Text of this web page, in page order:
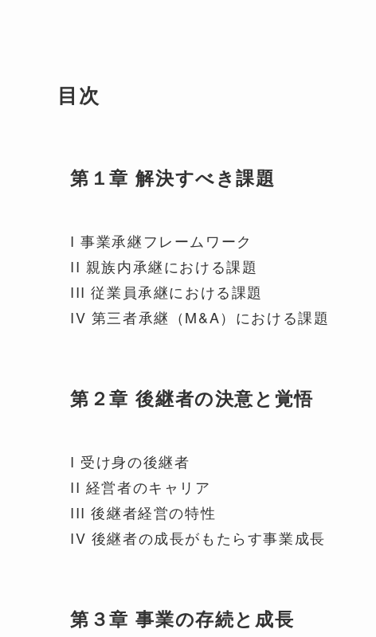
目次
第１章 解決すべき課題
I 事業承継フレームワーク
II 親族内承継における課題
III 従業員承継における課題
IV 第三者承継（M&A）における課題
第２章 後継者の決意と覚悟
I 受け身の後継者
II 経営者のキャリア
III 後継者経営の特性
IV 後継者の成長がもたらす事業成長
第３章 事業の存続と成長